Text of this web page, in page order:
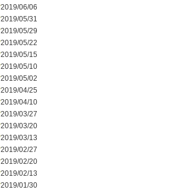
2019/06/06
2019/05/31
2019/05/29
2019/05/22
2019/05/15
2019/05/10
2019/05/02
2019/04/25
2019/04/10
2019/03/27
2019/03/20
2019/03/13
2019/02/27
2019/02/20
2019/02/13
2019/01/30